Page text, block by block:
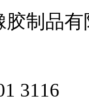
胶制品
3116